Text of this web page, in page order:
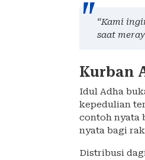
“Kami
saat
Kurban
Idul Adha
kepedulian
contoh nyata
nyata bagi
Distribusi